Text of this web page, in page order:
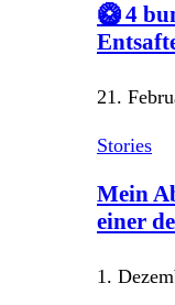
🥝 4
21.
Stories
Mein
einer
1.